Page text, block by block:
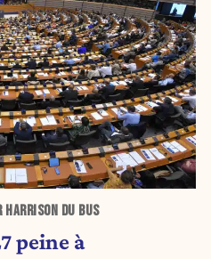
HARRISON DU BUS
peine à